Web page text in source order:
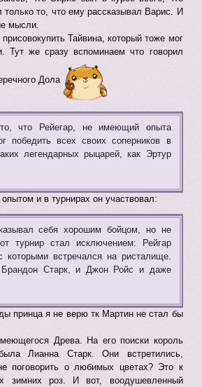
только то, что ему рассказывал Варис. И
мысли.
Тайвина, который тоже мог
Тут же сразу вспоминаем что говорил
Дола
что Рейегар, не имеющий опыта
победить всех своих соперников в
легендарных рыцарей, как Эртур
и в турнирах он участвовал:
себя хорошим бойцом, но не
турнир стал исключением: Рейгар
встречался на ристалище.
Старк, и Джон Ройс и даже
принца я не верю тк Мартин не стал бы
Древа. На его поиски король
Лианна Старк. Они встретились,
поговорить о любимых цветах? Это к
зимних роз. И вот, воодушевленный